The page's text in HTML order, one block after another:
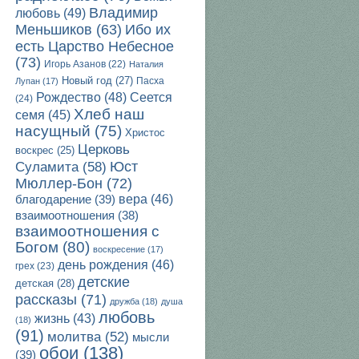
любовь (49) Владимир
Меньшиков (63) Ибо их
есть Царство Небесное
(73) Игорь Азанов (22) Наталия
Лупан (17) Новый год (27) Пасха
(24) Рождество (48) Сеется
семя (45) Хлеб наш
насущный (75) Христос
воскрес (25) Церковь
Суламита(58) Юст
Мюллер-Бон (72)
благодарение (39) вера (46)
взаимоотношения (38)
взаимоотношения с
Богом (80) воскресение (17)
грех (23) день рождения (46)
детская (28) детские
рассказы (71) дружба (18) душа
(18) жизнь (43) любовь
(91) молитва(52) мысли
(39) обои (138)